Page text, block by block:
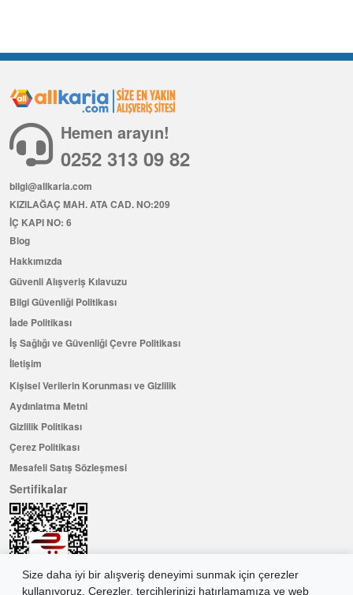
Size daha iyi bir alışveriş deneyimi sunmak için çerezler
kullanıyoruz. Çerezler, tercihlerinizi hatırlamamıza ve web
Hemen arayın!
0252 313 09 82
bilgi@allkaria.com
KIZILAĞAÇ MAH. ATA CAD. NO:209
İÇ KAPI NO: 6
Blog
Hakkımızda
Güvenli Alışveriş Kılavuzu
Bilgi Güvenliği Politikası
İade Politikası
İş Sağlığı ve Güvenliği Çevre Politikası
İletişim
Kişisel Verilerin Korunması ve Gizlilik
Aydınlatma Metni
Gizlilik Politikası
Çerez Politikası
Mesafeli Satış Sözleşmesi
Sertifikalar